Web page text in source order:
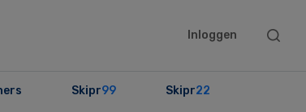
Inloggen
Search
Skipr99 Skipr22